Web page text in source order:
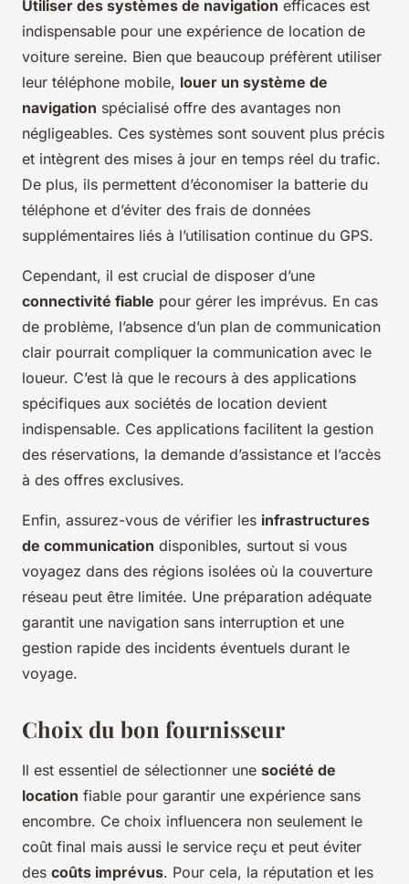
Utiliser des systèmes de navigation efficaces est
indispensable pour une expérience de location de
voiture sereine. Bien que beaucoup préfèrent utiliser
leur téléphone mobile, louer un système de
navigation spécialisé offre des avantages non
négligeables. Ces systèmes sont souvent plus précis
et intègrent des mises à jour en temps réel du trafic.
De plus, ils permettent d’économiser la batterie du
téléphone et d’éviter des frais de données
supplémentaires liés à l’utilisation continue du GPS.
Cependant, il est crucial de disposer d’une
connectivité fiable pour gérer les imprévus. En cas
de problème, l’absence d’un plan de communication
clair pourrait compliquer la communication avec le
loueur. C’est là que le recours à des applications
spécifiques aux sociétés de location devient
indispensable. Ces applications facilitent la gestion
des réservations, la demande d’assistance et l’accès
à des offres exclusives.
Enfin, assurez-vous de vérifier les infrastructures
de communication disponibles, surtout si vous
voyagez dans des régions isolées où la couverture
réseau peut être limitée. Une préparation adéquate
garantit une navigation sans interruption et une
gestion rapide des incidents éventuels durant le
voyage.
Choix du bon fournisseur
Il est essentiel de sélectionner une société de
location fiable pour garantir une expérience sans
encombre. Ce choix influencera non seulement le
coût final mais aussi le service reçu et peut éviter
des coûts imprévus. Pour cela, la réputation et les